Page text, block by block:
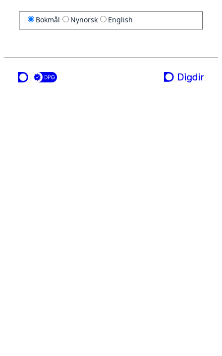
Bokmål Nynorsk English